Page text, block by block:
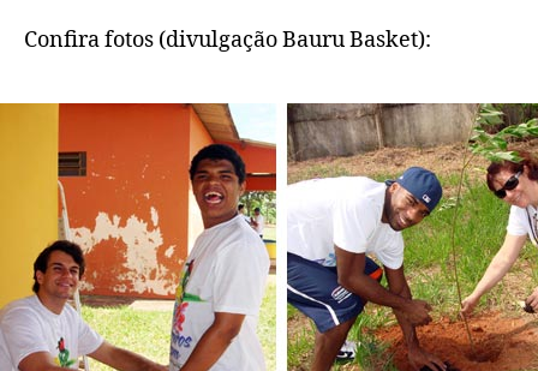
Confira fotos (divulgação Bauru Basket):